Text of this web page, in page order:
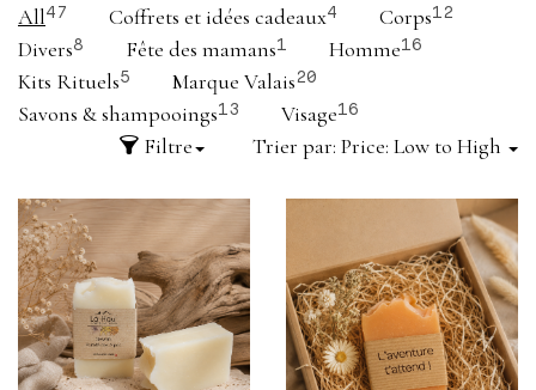
All47 Coffrets et idées cadeaux4 Corps12
Divers8 Fête des mamans1 Homme16
Kits Rituels5 Marque Valais20
Savons & shampooings13 Visage16
Filtre Trier par: Price: Low to High